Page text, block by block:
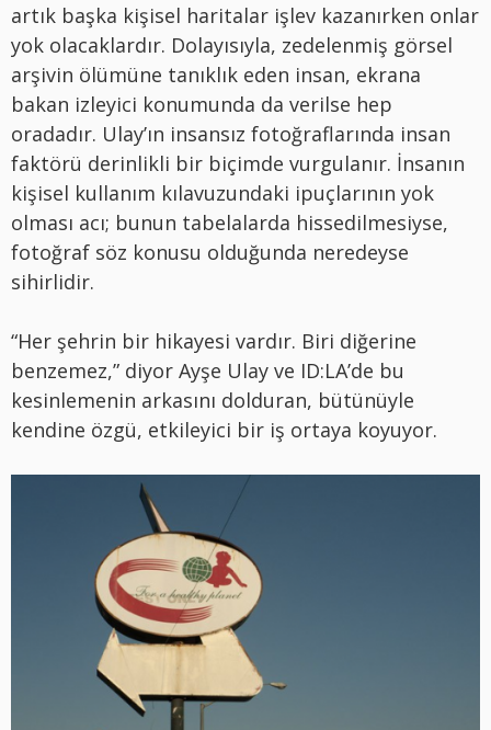
artık başka kişisel haritalar işlev kazanırken onlar
yok olacaklardır. Dolayısıyla, zedelenmiş görsel
arşivin ölümüne tanıklık eden insan, ekrana
bakan izleyici konumunda da verilse hep
oradadır. Ulay’ın insansız fotoğraflarında insan
faktörü derinlikli bir biçimde vurgulanır. İnsanın
kişisel kullanım kılavuzundaki ipuçlarının yok
olması acı; bunun tabelalarda hissedilmesiyse,
fotoğraf söz konusu olduğunda neredeyse
sihirlidir.
“Her şehrin bir hikayesi vardır. Biri diğerine
benzemez,” diyor Ayşe Ulay ve ID:LA’de bu
kesinlemenin arkasını dolduran, bütünüyle
kendine özgü, etkileyici bir iş ortaya koyuyor.